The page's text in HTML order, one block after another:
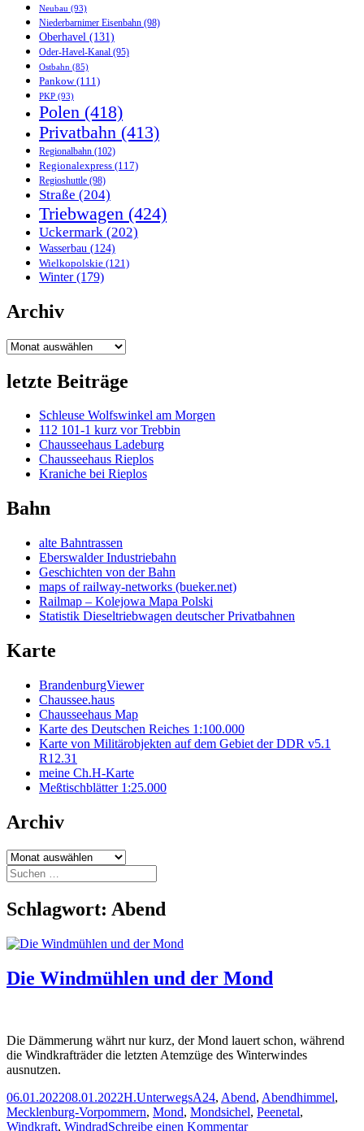
Neubau (93)
Niederbarnimer Eisenbahn (98)
Oberhavel (131)
Oder-Havel-Kanal (95)
Ostbahn (85)
Pankow(111)
PKP (93)
Polen (418)
Privatbahn (413)
Regionalbahn (102)
Regionalexpress (117)
Regioshuttle (98)
Straße (204)
Triebwagen (424)
Uckermark (202)
Wasserbau (124)
Wielkopolskie (121)
Winter(179)
Archiv
Archiv
letzte Beiträge
Schleuse Wolfswinkel am Morgen
112 101-1 kurz vor Trebbin
Chausseehaus Ladeburg
Chausseehaus Rieplos
Kraniche bei Rieplos
Bahn
alte Bahntrassen
Eberswalder Industriebahn
Geschichten von der Bahn
maps of railway-networks (bueker.net)
Railmap – Kolejowa Mapa Polski
Statistik Dieseltriebwagen deutscher Privatbahnen
Karte
BrandenburgViewer
Chaussee.haus
Chausseehaus Map
Karte des Deutschen Reiches 1:100.000
Karte von Militärobjekten auf dem Gebiet der DDR v5.1
R12.31
meine Ch.H-Karte
Meßtischblätter 1:25.000
Archiv
Archiv
Suchen
nach:
Schlagwort: Abend
Die Windmühlen und der Mond
Die Dämmerung währt nur kurz, der Mond lauert schon, während
die Windkrafträder die letzten Atemzüge des Winterwindes
ausnutzen.
Veröffentlicht
am
06.01.202208.01.2022Autor
H.Kategorien
UnterwegsSchlagwörter
A24, Abend, Abendhimmel,
Mecklenburg-Vorpommern, Mond, Mondsichel, Peenetal,
Windkraft, WindradSchreibe einen Kommentarzu